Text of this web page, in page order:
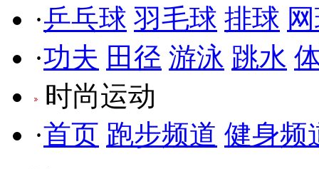
·乒乓球 羽毛球 排球
·功夫 田径 游泳 跳水
时尚运动
·首页 跑步频道 健身频